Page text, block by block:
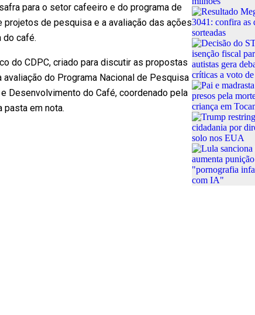
para o setor cafeeiro e do programa de
de pesquisa e a avaliação das ações
do café.
do CDPC, criado para discutir as propostas
do Programa Nacional de Pesquisa
Desenvolvimento do Café, coordenado pela
pasta em nota.